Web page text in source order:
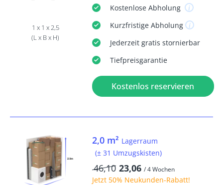
1 x 1 x 2,5
(L x B x H)
KostenloseAbholung
KurzfristigeAbholung
Jederzeit gratis stornierbar
Tiefpreisgarantie
Kostenlos reservieren
2,0 m² Lagerraum
(± 31 Umzugskisten)
46,10 23,06 / 4 Wochen
Jetzt 50% Neukunden-Rabatt!